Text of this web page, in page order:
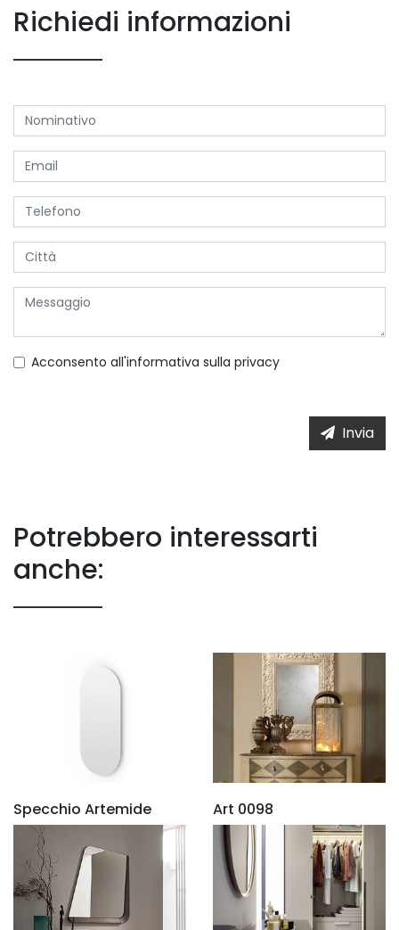
Richiedi informazioni
Acconsento all'informativa sulla privacy
Invia
Potrebbero interessarti
anche:
Specchio Artemide Art 0098